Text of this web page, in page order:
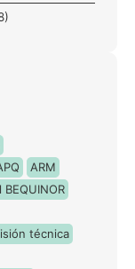
ARM
técnica